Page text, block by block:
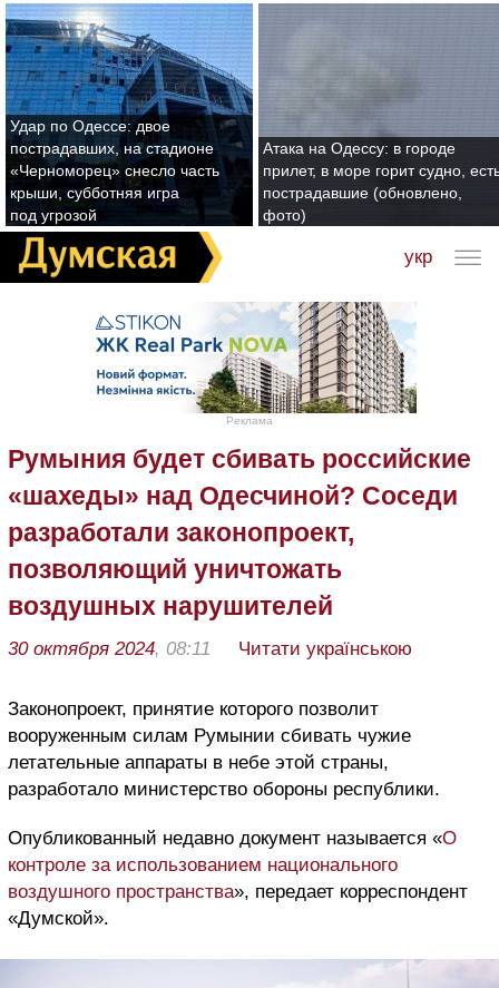
Удар по Одессе: двое
пострадавших, на стадионе
«Черноморец» снесло часть
крыши, субботняя игра
под угрозой
Атака на Одессу: в городе
прилет, в море горит судно,
пострадавшие (обновлено,
фото)
укр
Реклама
Румыния будет сбивать российские
«шахеды» над Одесчиной? Соседи
разработали законопроект,
позволяющий уничтожать
воздушных нарушителей
30 октября 2024, 08:11 Читати українською
Законопроект, принятие которого позволит
вооруженным силам Румынии сбивать чужие
летательные аппараты в небе этой страны,
разработало министерство обороны республики.
Опубликованный недавно документ называется «О
контроле за использованием национального
воздушного пространства», передает корреспондент
«Думской».